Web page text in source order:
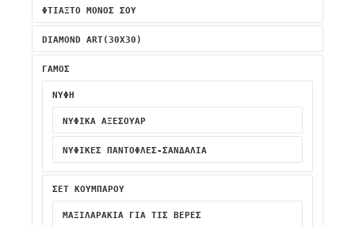
ΦΤΙΑΞΤΟ ΜΟΝΟΣ ΣΟΥ
DIAMOND ART(30X30)
ΓΑΜΟΣ
ΝΥΦΗ
ΝΥΦΙΚΆ ΑΞΕΣΟΥΆΡ
ΝΥΦΙΚΈΣ ΠΑΝΤΌΦΛΕΣ-ΣΑΝΔΆΛΙΑ
ΣΕΤ ΚΟΥΜΠΑΡΟΥ
ΜΑΞΙΛΑΡΆΚΙΑ ΓΙΑ ΤΙΣ ΒΈΡΕΣ